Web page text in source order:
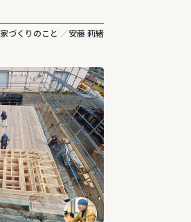
家づくりのこと 安藤 莉緒